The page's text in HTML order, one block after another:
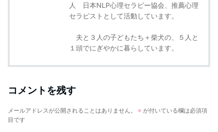
人 日本NLP心理セラピー協会、推薦心理
セラピストとして活動しています。
夫と３人の子どもたち＋柴犬の、５人と
１頭でにぎやかに暮らしています。
コメントを残す
メールアドレスが公開されることはありません。 ※ が付いている欄は必須項
目です